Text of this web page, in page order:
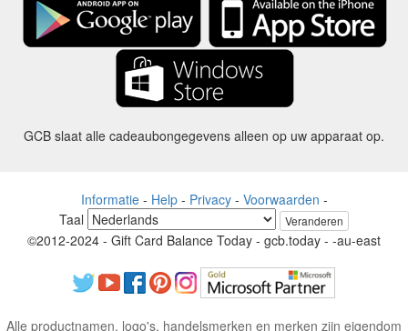
GCB slaat alle cadeaubongegevens alleen op uw apparaat op.
Informatie- Help- Privacy- Voorwaarden -
Taal
Veranderen
©2012-2024 - Gift Card Balance Today - gcb.today - -au-east
Alle productnamen, logo's, handelsmerken en merken zijn eigendom